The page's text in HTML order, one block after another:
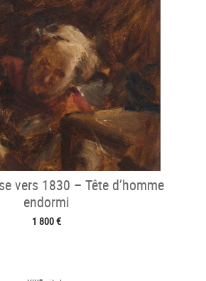
vers 1830 – Tête d’homme
endormi
1 800 €